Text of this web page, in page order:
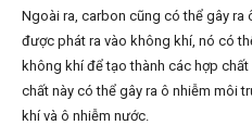
Ngoài ra, carbon cũng có thể gây ra
được phát ra vào không khí, nó có
không khí để tạo thành các hợp
chất này có thể gây ra ô nhiễm môi
khí và ô nhiễm nước.